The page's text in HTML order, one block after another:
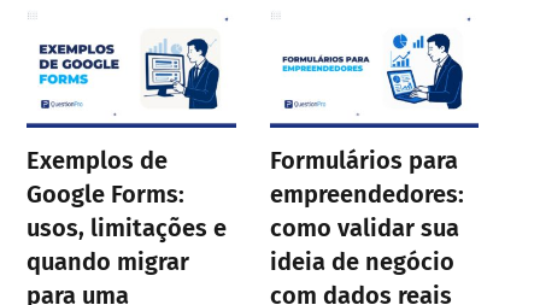
Exemplos de
Google Forms:
usos, limitações e
quando migrar
para uma
Formulários para
empreendedores:
como validar sua
ideia de negócio
com dados reais